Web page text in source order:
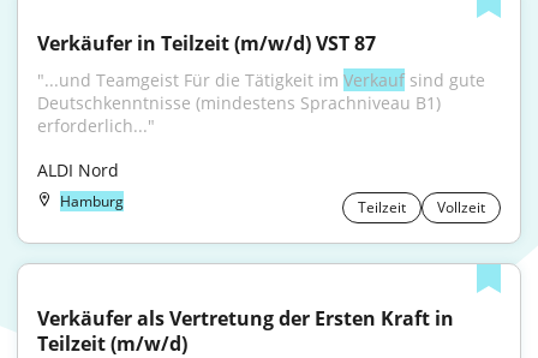
Verkäufer in Teilzeit (m/w/d) VST 87
"...und Teamgeist Für die Tätigkeit im Verkauf sind gute
Deutschkenntnisse (mindestens Sprachniveau B1)
erforderlich..."
ALDI Nord
Hamburg Teilzeit Vollzeit
Verkäufer als Vertretung der Ersten Kraft in
Teilzeit (m/w/d)